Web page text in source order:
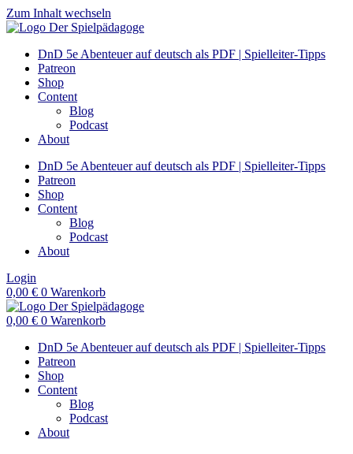
Zum Inhalt wechseln
DnD 5e Abenteuer auf deutsch als PDF | Spielleiter-Tipps
Patreon
Shop
Content
Blog
Podcast
About
DnD 5e Abenteuer auf deutsch als PDF | Spielleiter-Tipps
Patreon
Shop
Content
Blog
Podcast
About
Login
0,00 € 0 Warenkorb
0,00 € 0 Warenkorb
DnD 5e Abenteuer auf deutsch als PDF | Spielleiter-Tipps
Patreon
Shop
Content
Blog
Podcast
About